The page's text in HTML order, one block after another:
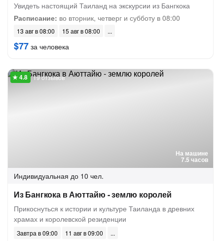
Увидеть настоящий Таиланд на экскурсии из Бангкока
Расписание: во вторник, четверг и субботу в 08:00
13 авг в 08:00 15 авг в 08:00
$77 за человека
На машине
7.5 часов
19 отзывов
Индивидуальная до 10 чел.
Из Бангкока в Аюттайю - землю королей
Прикоснуться к истории и культуре Таиланда в древних
храмах и королевской резиденции
Завтра в 09:00
11 авг в 09:00